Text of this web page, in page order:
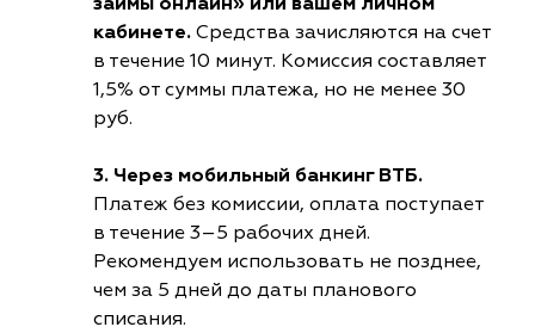
кабинете. Средства зачисляются на счет
в течение 10 минут. Комиссия составляет
1,5% от суммы платежа, но не менее 30
руб.
3. Через мобильный банкинг ВТБ.
Платеж без комиссии, оплата поступает
в течение 3–5 рабочих дней.
Рекомендуем использовать не позднее,
чем за 5 дней до даты планового
списания.